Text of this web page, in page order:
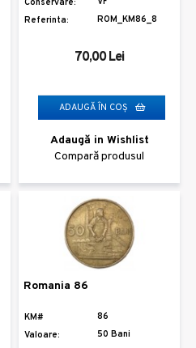
Referinta:
ROM_KM86_8
70,00 Lei
ADAUGĂ ÎN COŞ
Adaugă in Wishlist
Compară produsul
Romania 86
KM#
86
Valoare:
50 Bani